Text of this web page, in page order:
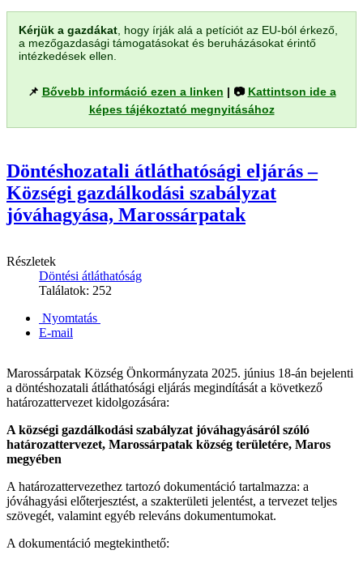
Kérjük a gazdákat , hogy írják alá a petíciót az EU-ból érkező,
a mezőgazdasági támogatásokat és beruházásokat érintő
intézkedések ellen.
📌 Bővebb információ ezen a linken | 📷 Kattintson ide a
képes tájékoztató megnyitásához
Döntéshozatali átláthatósági eljárás –
Községi gazdálkodási szabályzat
jóváhagyása, Marossárpatak
Részletek
Döntési átláthatóság
Találatok: 252
Nyomtatás
E-mail
Marossárpatak Község Önkormányzata 2025. június 18-án bejelenti
a döntéshozatali átláthatósági eljárás megindítását a következő
határozattervezet kidolgozására:
A községi gazdálkodási szabályzat jóváhagyásáról szóló
határozattervezet, Marossárpatak község területére, Maros
megyében
A határozattervezethez tartozó dokumentáció tartalmazza: a
jóváhagyási előterjesztést, a szakterületi jelentést, a tervezet teljes
szövegét, valamint egyéb releváns dokumentumokat.
A dokumentáció megtekinthető: